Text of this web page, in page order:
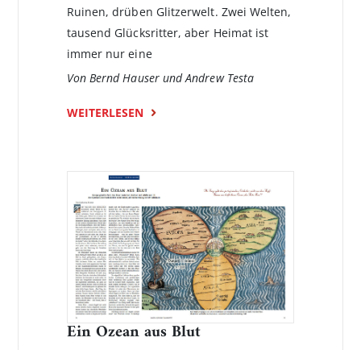
Ruinen, drüben Glitzerwelt. Zwei Welten,
tausend Glücksritter, aber Heimat ist
immer nur eine
Von Bernd Hauser und Andrew Testa
WEITERLESEN
Ein Ozean aus Blut